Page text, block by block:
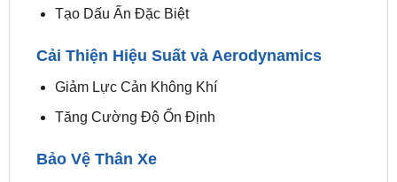
Tạo Dấu Ấn Đặc Biệt
Cải Thiện Hiệu Suất và Aerodynamics
Giảm Lực Cản Không Khí
Tăng Cường Độ Ổn Định
Bảo Vệ Thân Xe